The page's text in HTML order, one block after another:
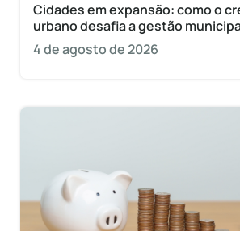
Cidades em expansão: como o
urbano desafia a gestão
4 de agosto de 2026